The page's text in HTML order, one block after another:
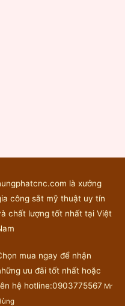
là xưởng
công sắt mỹ thuật uy tín
chất lượng tốt nhất tại Việt
mua ngay để nhận
ưu đãi tốt nhất hoặc
hệ hotline:0903775567 Mr